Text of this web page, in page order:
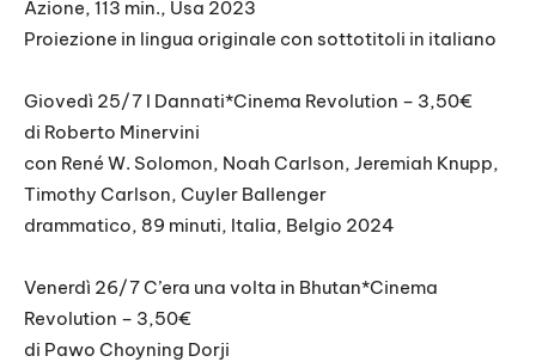
Azione, 113 min., Usa 2023
Proiezione in lingua originale con sottotitoli in italiano
Giovedì 25/7 I Dannati*Cinema Revolution – 3,50€
di Roberto Minervini
con René W. Solomon, Noah Carlson, Jeremiah Knupp,
Timothy Carlson, Cuyler Ballenger
drammatico, 89 minuti, Italia, Belgio 2024
Venerdì 26/7 C’era una volta in Bhutan*Cinema
Revolution – 3,50€
di Pawo Choyning Dorji